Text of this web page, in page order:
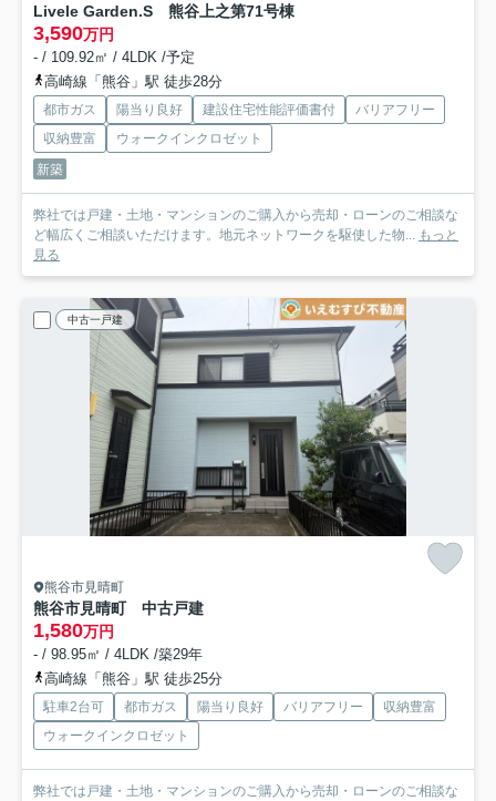
Livele Garden.S 熊谷上之第71号棟
3,590万円
- / 109.92㎡ / 4LDK /予定
高崎線「熊谷」駅 徒歩28分
都市ガス 陽当り良好 建設住宅性能評価書付
バリアフリー
収納豊富
ウォークインクロゼット
新築
弊社では戸建・土地・マンションのご購入から売却・ローンのご相談な
ど幅広くご相談いただけます。地元ネットワークを駆使した物... もっと
見る
中古一戸建
熊谷市見晴町
熊谷市見晴町 中古戸建
1,580万円
- / 98.95㎡ / 4LDK /築29年
高崎線「熊谷」駅 徒歩25分
駐車2台可 都市ガス 陽当り良好 バリアフリー
収納豊富
ウォークインクロゼット
弊社では戸建・土地・マンションのご購入から売却・ローンのご相談な